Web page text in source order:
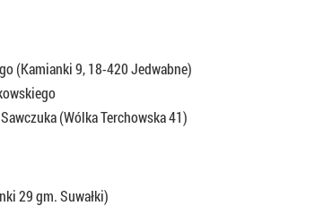
(Kamianki 9, 18-420 Jedwabne)
(Wólka Terchowska 41)
29 gm. Suwałki)